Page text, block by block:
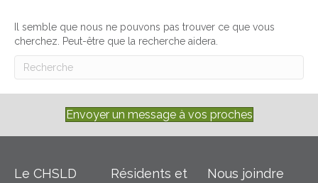
Il semble que nous ne pouvons pas trouver ce que vous
cherchez. Peut-être que la recherche aidera.
Envoyer un message à vos proches
Le CHSLD
Résidents et
Nous joindre